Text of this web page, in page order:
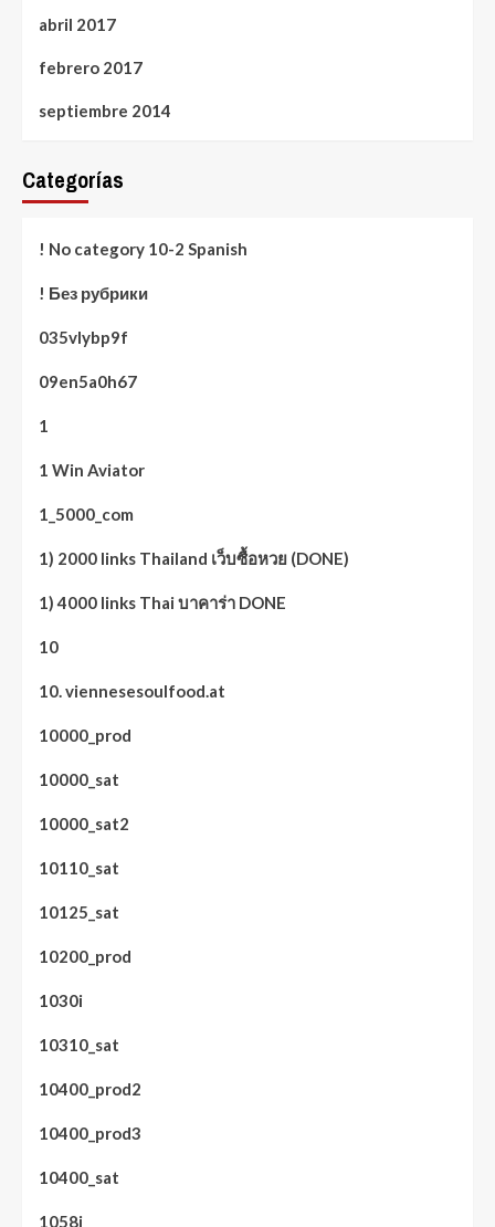
abril 2017
febrero 2017
septiembre 2014
Categorías
! No category 10-2 Spanish
! Без рубрики
035vlybp9f
09en5a0h67
1
1 Win Aviator
1_5000_com
1) 2000 links Thailand เว็บซื้อหวย (DONE)
1) 4000 links Thai บาคาร่า DONE
10
10. viennesesoulfood.at
10000_prod
10000_sat
10000_sat2
10110_sat
10125_sat
10200_prod
1030i
10310_sat
10400_prod2
10400_prod3
10400_sat
1058i